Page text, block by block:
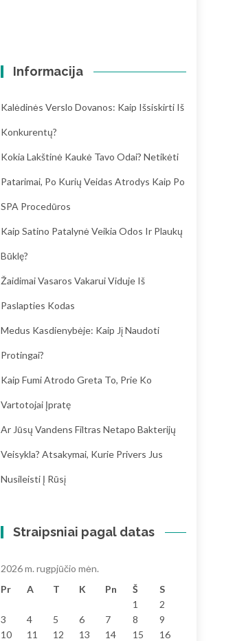
Informacija
Kalėdinės Verslo Dovanos: Kaip Išsiskirti Iš
Konkurentų?
Kokia Lakštinė Kaukė Tavo Odai? Netikėti
Patarimai, Po Kurių Veidas Atrodys Kaip Po
SPA Procedūros
Kaip Satino Patalynė Veikia Odos Ir Plaukų
Būklę?
Žaidimai Vasaros Vakarui Viduje Iš
Paslapties Kodas
Medus Kasdienybėje: Kaip Jį Naudoti
Protingai?
Kaip Fumi Atrodo Greta To, Prie Ko
Vartotojai Įpratę
Ar Jūsų Vandens Filtras Netapo Bakterijų
Veisykla? Atsakymai, Kurie Privers Jus
Nusileisti Į Rūsį
Straipsniai pagal datas
2026 m. rugpjūčio mėn.
Pr
A T K Pn Š
S
1
2
3
4 5 6 7 8
9
10
11 12 13 14 15
16